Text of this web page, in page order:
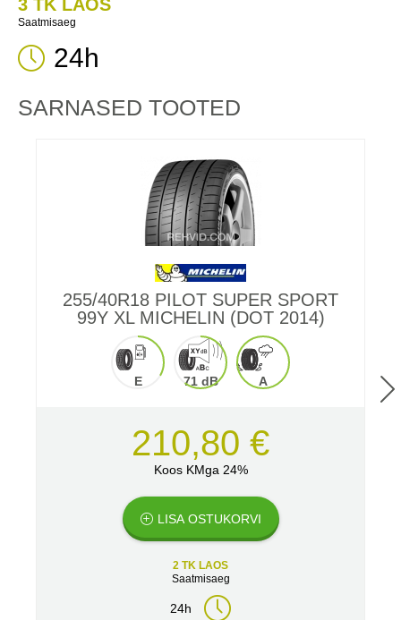
3 TK LAOS
Saatmisaeg
24h
SARNASED TOOTED
255/40R18 PILOT SUPER SPORT
99Y XL MICHELIN (DOT 2014)
E 71 dB A
210,80 €
Koos KMga 24%
LISA OSTUKORVI
2 TK LAOS
Saatmisaeg
24h